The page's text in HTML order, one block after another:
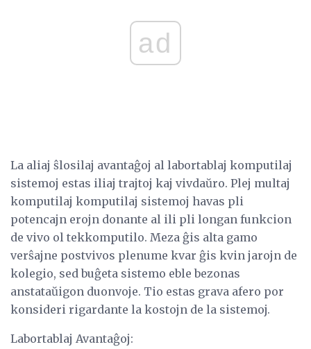
ad
La aliaj ŝlosilaj avantaĝoj al labortablaj komputilaj
sistemoj estas iliaj trajtoj kaj vivdaŭro. Plej multaj
komputilaj komputilaj sistemoj havas pli
potencajn erojn donante al ili pli longan funkcion
de vivo ol tekkomputilo. Meza ĝis alta gamo
verŝajne postvivos plenume kvar ĝis kvin jarojn de
kolegio, sed buĝeta sistemo eble bezonas
anstataŭigon duonvoje. Tio estas grava afero por
konsideri rigardante la kostojn de la sistemoj.
Labortablaj Avantaĝoj: